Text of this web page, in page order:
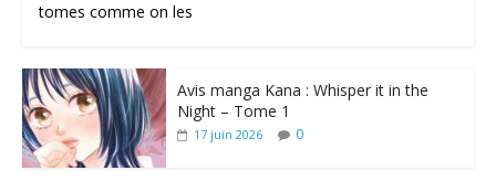
tomes comme on les
Avis manga Kana : Whisper it in the
Night – Tome 1
17 juin 2026 0